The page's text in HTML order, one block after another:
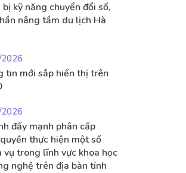
kỹ năng chuyển đổi số,
nâng tầm du lịch Hà
tin mới sắp hiển thị trên
đẩy mạnh phân cấp
thực hiện một số
vụ trong lĩnh vực khoa học
nghệ trên địa bàn tỉnh